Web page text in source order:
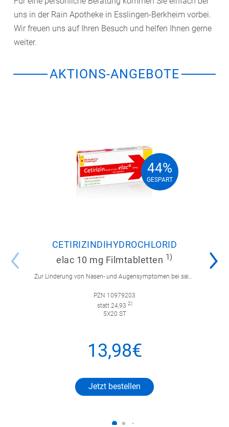
uns in der Rain Apotheke in Esslingen-Berkheim vorbei.
Wir freuen uns auf Ihren Besuch und helfen Ihnen gerne
weiter.
AKTIONS-ANGEBOTE
44%
GESPART
44%
GESPART
CETIRIZINDIHYDROCHLORID
elac 10 mg Filmtabletten 1)
Zur Linderung von Nasen- und Augensymptomen bei saisonaler und ganzjähriger allergischer Rhinitis sowie zur Linderung von chronischer Nesselsucht.
PZN 10979203
statt 24,93 2)
5X20 ST
13,98€
Jetzt bestellen